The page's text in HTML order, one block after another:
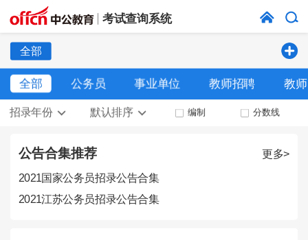
考试查询系统
全部
全部 公务员 事业单位 教师招聘 教
招录年份 默认排序 编制 分数线
更多>
公告合集推荐
2021国家公务员招录公告合集
2021江苏公务员招录公告合集